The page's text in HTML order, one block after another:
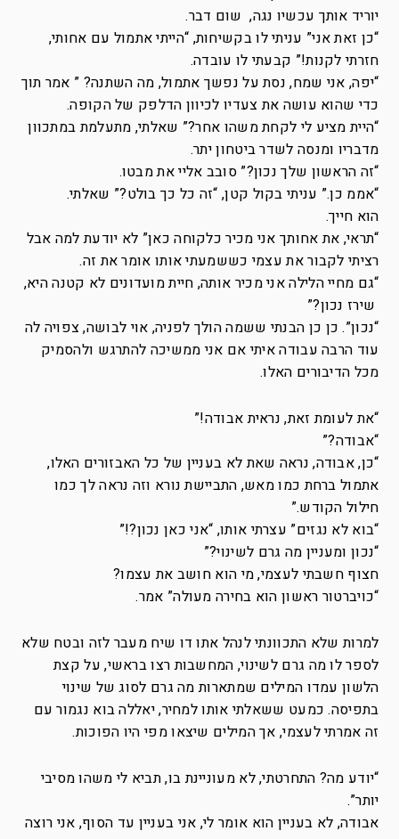
יוריד אותך עכשיו נגה, שום דבר.
“כן זאת אני” עניתי לו בקשיחות, “הייתי אתמול עם אחותי,
חזרתי לקנות!” קבעתי לו עובדה.
“יפה, אני שמח, נסת על נפשך אתמול, מה השתנה? ” אמר תוך
כדי שהוא עושה את צעדיו לכיוון הדלפק של הקופה.
“היית מציע לי לקחת משהו אחר?” שאלתי, מתעלמת במתכוון
מדבריו ומנסה לשדר ביטחון יתר.
“זה הראשון שלך נכון?” סובב אליי את מבטו.
“אממ כן.” עניתי בקול קטן, “זה כל כך בולט?” שאלתי.
הוא חייך.
“תראי, את אחותך אני מכיר כלקוחה כאן” לא יודעת למה אבל
רציתי לקבור את עצמי כששמעתי אותו אומר את זה.
“גם מחיי הלילה אני מכיר אותה, חיית מועדונים לא קטנה היא,
שירז נכון?”
“נכון”. כן כן הבנתי ששמה הולך לפניה, אוי לבושה, צפויה לה
עוד הרבה עבודה איתי אם אני ממשיכה להתרגש ולהסמיק
מכל הדיבורים האלו.
“את לעומת זאת, נראית אבודה!”
“אבודה?”
“כן, אבודה, נראה שאת לא בעניין של כל האבזורים האלו,
אתמול ברחת כמו מאש, התביישת נורא וזה נראה לך כמו
חילול הקודש.”
“בוא לא נגזים” עצרתי אותו, “אני כאן נכון?!”
“נכון ומעניין מה גרם לשינוי?”
חצוף חשבתי לעצמי, מי הוא חושב את עצמו?
“כויברטור ראשון הוא בחירה מעולה” אמר.
למרות שלא התכוונתי לנהל אתו דו שיח מעבר לזה ובטח שלא
לספר לו מה גרם לשינוי, המחשבות רצו בראשי, על קצת
הלשון עמדו המילים שמתארות מה גרם לסוג של שינוי
בתפיסה. כמעט ששאלתי אותו למחיר, יאללה בוא נגמור עם
זה אמרתי לעצמי, אך המילים שיצאו מפי היו הפוכות.
“יודע מה? התחרטתי, לא מעוניינת בו, תביא לי משהו מסיבי
יותר”.
אבודה, לא בעניין הוא אומר לי, אני בעניין עד הסוף, אני רוצה